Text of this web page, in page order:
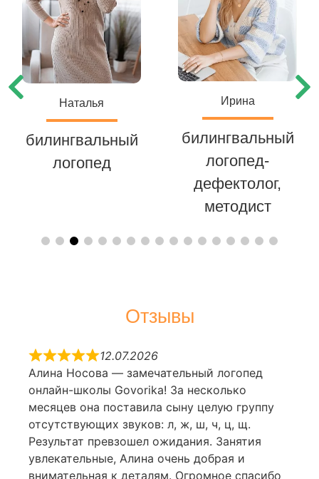
Наталья
билингвальный
логопед
Ирина
билингвальный
логопед-
дефектолог,
методист
Отзывы
12.07.2026
Алина Носова — замечательный логопед
онлайн-школы Govorika! За несколько
месяцев она поставила сыну целую группу
отсутствующих звуков: л, ж, ш, ч, ц, щ.
Результат превзошел ожидания. Занятия
увлекательные, Алина очень добрая и
внимательная к деталям. Огромное спасибо